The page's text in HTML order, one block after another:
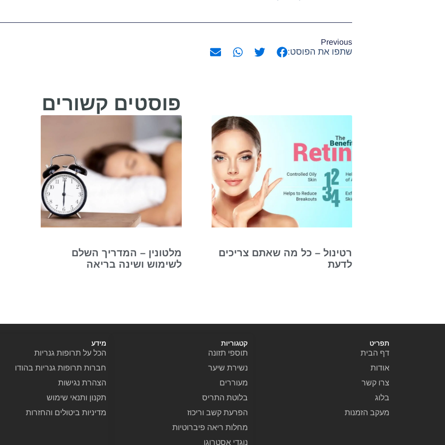
Previous
שתפו את הפוסט:
פוסטים קשורים
רטינול – כל מה שאתם צריכים
לדעת
מלטונין – המדריך השלם
לשימוש ושינה בריאה
תפריט
דף הבית
אודות
צרו קשר
בלוג
מעקב הזמנות
קטגוריות
תוספי תזונה
נשירת שיער
מעוררים
בלוטת התריס
הפרעת קשב וריכוז
מחלות ריאה פיברוטיות
נוגדי אסטרוגן
מידע
הכל על תרופות גנריות
חברות תרופות גנריות בהודו
הצהרת נגישות
תקנון ותנאי שימוש
מדיניות ביטולים והחזרות